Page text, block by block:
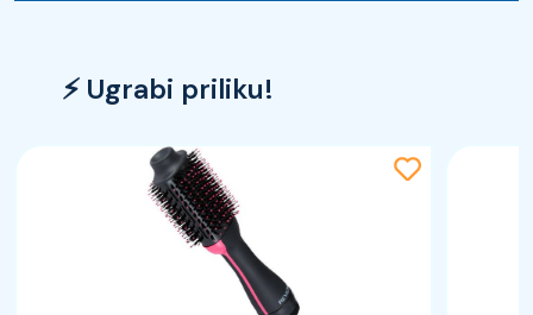
⚡ Ugrabi priliku!